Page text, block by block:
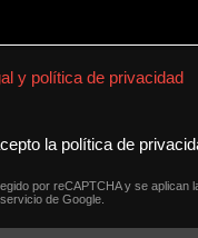
y política de privacidad
política
la política de
*
por reCAPTCHA y se aplican
de Google.